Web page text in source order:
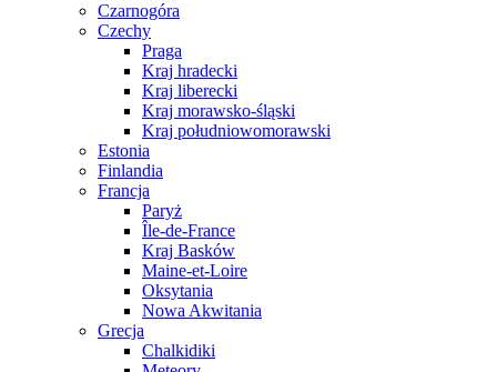
Czarnogóra
Czechy
Praga
Kraj hradecki
Kraj liberecki
Kraj morawsko-śląski
Kraj południowomorawski
Estonia
Finlandia
Francja
Paryż
Île-de-France
Kraj Basków
Maine-et-Loire
Oksytania
Nowa Akwitania
Grecja
Chalkidiki